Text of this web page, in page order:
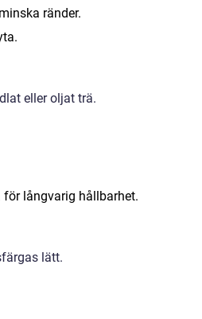
ränder.
eller oljat trä.
långvarig hållbarhet.
lätt.